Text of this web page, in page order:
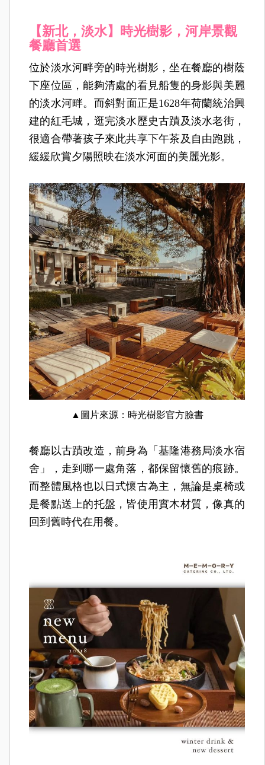
【新北，淡水】
時光樹影，河岸景觀
餐廳首選
位於淡水河畔旁的時光樹影，坐在餐廳的樹蔭
下座位區，能夠清處的看見船隻的身影與美麗
的淡水河畔。而斜對面正是1628年荷蘭統治興
建的紅毛城，逛完淡水歷史古蹟及淡水老街，
很適合帶著孩子來此共享下午茶及自由跑跳，
緩緩欣賞夕陽照映在淡水河面的美麗光影。
▲圖片來源：時光樹影官方臉書
餐廳以古蹟改造，前身為「基隆港務局淡水宿
舍」，走到哪一處角落，都保留懷舊的痕跡。
而整體風格也以日式懷古為主，無論是桌椅或
是餐點送上的托盤，皆使用實木材質，像真的
回到舊時代在用餐。